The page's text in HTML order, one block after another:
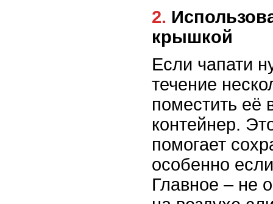
2. Использование контейнера с
крышкой
Если чапати
течение
поместить её
контейнер.
помогает
особенно
Главное – не